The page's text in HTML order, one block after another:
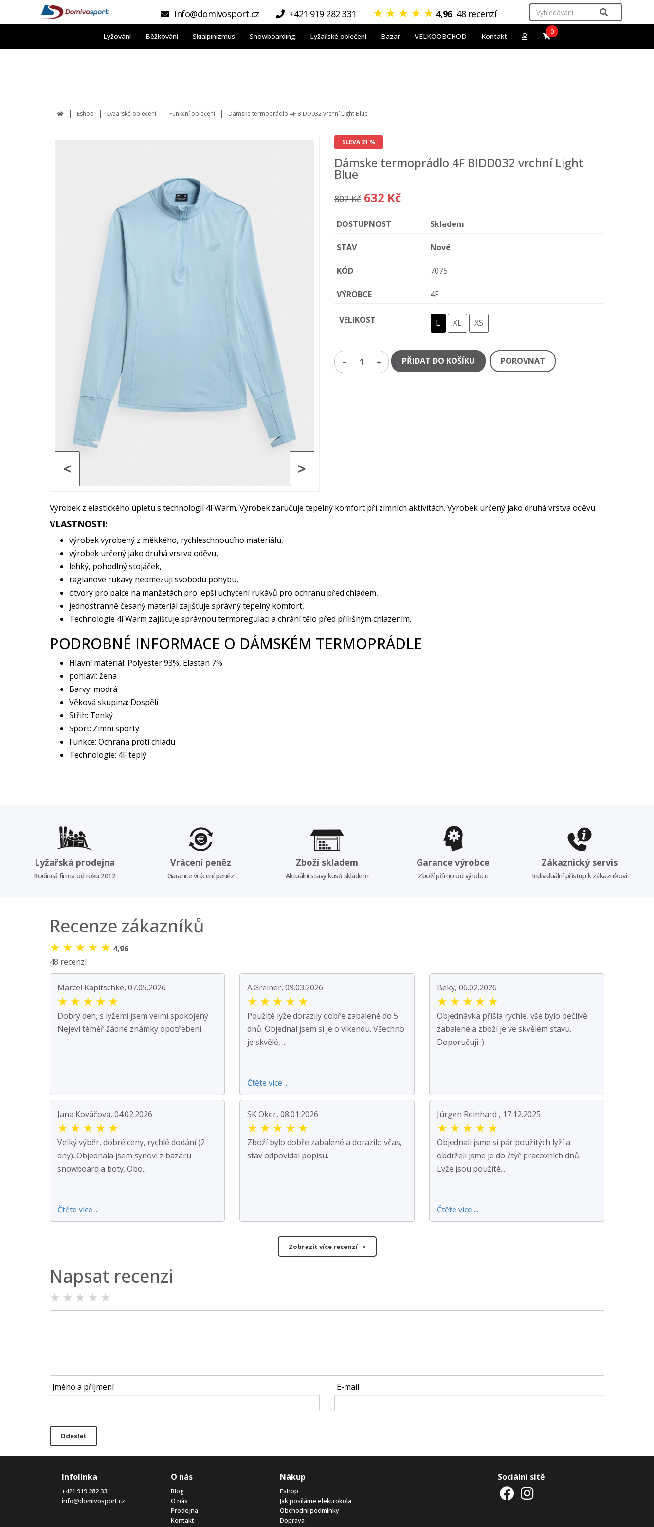
info@domivosport.cz +421 919 282 331 ★ ★ ★ ★ ★ 4,96 48 recenzí
Lyžování Běžkování Skialpinizmus Snowboarding Lyžařské oblečení Bazar VELKOOBCHOD Kontakt
0
Eshop Lyžařské oblečení Funkční oblečení Dámske termoprádlo 4F BIDD032 vrchní Light Blue
>
<
SLEVA 21 %
Dámske termoprádlo 4F BIDD032 vrchní Light
Blue
802 Kč 632 Kč
DOSTUPNOST Skladem
STAV Nové
KÓD 7075
VÝROBCE 4F
VELIKOST L XL XS
1 PŘIDAT DO KOŠÍKU POROVNAT
Výrobek z elastického úpletu s technologií 4FWarm. Výrobek zaručuje tepelný komfort při zimních aktivitách. Výrobek určený jako druhá vrstva oděvu.
VLASTNOSTI:
výrobek vyrobený z měkkého, rychleschnoucího materiálu,
výrobek určený jako druhá vrstva oděvu,
lehký, pohodlný stojáček,
raglánové rukávy neomezují svobodu pohybu,
otvory pro palce na manžetách pro lepší uchycení rukávů pro ochranu před chladem,
jednostranně česaný materiál zajišťuje správný tepelný komfort,
Technologie 4FWarm zajišťuje správnou termoregulaci a chrání tělo před přílišným chlazením.
PODROBNÉ INFORMACE O DÁMSKÉM TERMOPRÁDLE
Hlavní materiál: Polyester 93%, Elastan 7%
pohlaví: žena
Barvy: modrá
Věková skupina: Dospělí
Střih: Tenký
Sport: Zimní sporty
Funkce: Ochrana proti chladu
Technologie: 4F teplý
Lyžařská prodejna
Rodinná firma od roku 2012
Vrácení peněz
Garance vrácení peněz
Zboží skladem
Aktuální stavy kusů skladem
Garance výrobce
Zboží přímo od výrobce
Zákaznický servis
Individuální přístup k zákazníkovi
Recenze zákazníků
★ ★ ★ ★ ★ 4,96
48 recenzí
Marcel Kapitschke, 07.05.2026
★ ★ ★ ★ ★
Dobrý den, s lyžemi jsem velmi spokojený.
Nejeví téměř žádné známky opotřebení.
A.Greiner, 09.03.2026
★ ★ ★ ★ ★
Použité lyže dorazily dobře zabalené do 5
dnů. Objednal jsem si je o víkendu. Všechno
je skvělé, ...
Čtěte více ...
Beky, 06.02.2026
★ ★ ★ ★ ★
Objednávka přišla rychle, vše bylo pečlivě
zabalené a zboží je ve skvělém stavu.
Doporučuji :)
Jana Kováčová, 04.02.2026
★ ★ ★ ★ ★
Velký výběr, dobré ceny, rychlé dodání (2
dny). Objednala jsem synovi z bazaru
snowboard a boty. Obo...
Čtěte více ...
SK Oker, 08.01.2026
★ ★ ★ ★ ★
Zboží bylo dobře zabalené a dorazilo včas,
stav odpovídal popisu.
Jürgen Reinhard , 17.12.2025
★ ★ ★ ★ ★
Objednali jsme si pár použitých lyží a
obdrželi jsme je do čtyř pracovních dnů.
Lyže jsou použité...
Čtěte více ...
Zobrazit více recenzí >
Napsat recenzi
★ ★ ★ ★ ★
Jméno a příjmení E-mail
Odeslat
Infolinka
+421 919 282 331
info@domivosport.cz
O nás
Blog
O nás
Prodejna
Kontakt
Nákup
Eshop
Jak posíláme elektrokola
Obchodní podmínky
Doprava
Sociální sítě